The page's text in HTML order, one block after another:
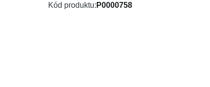
Kód produktu P0000758